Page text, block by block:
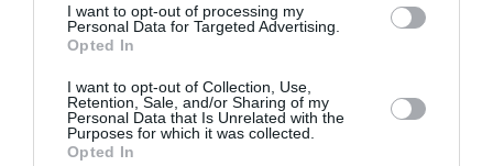
I want to opt-out of processing my
Personal Data for Targeted Advertising.
Opted In
I want to opt-out of Collection, Use,
Retention, Sale, and/or Sharing of my
Personal Data that Is Unrelated with the
Purposes for which it was collected.
Opted In
Σταύρος Ξαρχάκος:
Η Μουσική